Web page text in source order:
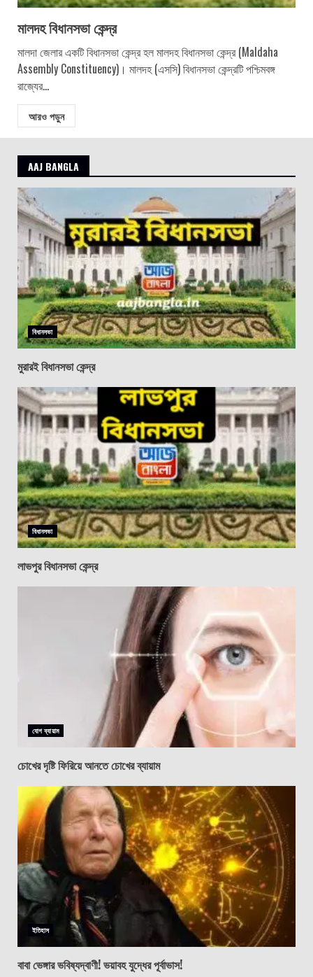
মালদহ বিধানসভা কেন্দ্র
মালদা জেলার একটি বিধানসভা কেন্দ্র হল মালদহ বিধানসভা কেন্দ্র (Maldaha
Assembly Constituency)। মালদহ (এসসি) বিধানসভা কেন্দ্রটি পশ্চিমবঙ্গ
রাজ্যের...
আরও পড়ুন
AAJ BANGLA
বিধানসভা
মুরারই বিধানসভা কেন্দ্র
বিধানসভা
লাভপুর বিধানসভা কেন্দ্র
যোগ ব্যায়াম
চোখের দৃষ্টি ফিরিয়ে আনতে চোখের ব্যায়াম
ইতিহাস
বাবা ভেঙ্গার ভবিষ্যদ্বাণী! ভয়াবহ যুদ্ধের পূর্বাভাস!